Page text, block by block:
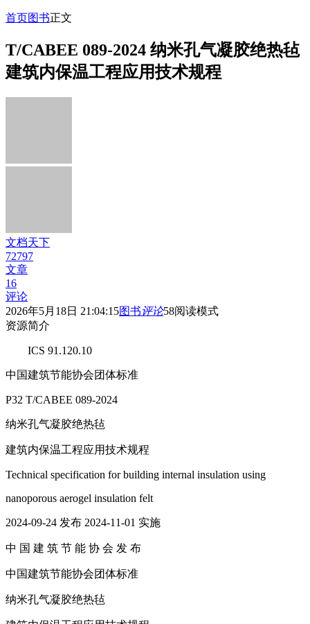
首页图书正文
T/CABEE 089-2024 纳米孔气凝胶绝热毡
建筑内保温工程应用技术规程
文档天下
72797
文章
16
评论
2026年5月18日 21:04:15图书评论58阅读模式
资源简介
ICS 91.120.10
中国建筑节能协会团体标准
P32 T/CABEE 089-2024
纳米孔气凝胶绝热毡
建筑内保温工程应用技术规程
Technical specification for building internal insulation using
nanoporous aerogel insulation felt
2024-09-24 发布 2024-11-01 实施
中 国 建 筑 节 能 协 会 发 布
中国建筑节能协会团体标准
纳米孔气凝胶绝热毡